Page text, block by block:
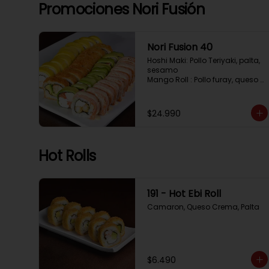
California Caprese: Tomate,
Promociones Nori Fusión
Nori Fusion 40
Hoshi Maki: Pollo Teriyaki, palta,
sesamo
Mango Roll : Pollo furay, queso
Avocado Oriental: Salmon,
Kanikama, Queso crema,
$24.990
Hot Rolls
191 - Hot Ebi Roll
Camaron, Queso Crema, Palta
$6.490